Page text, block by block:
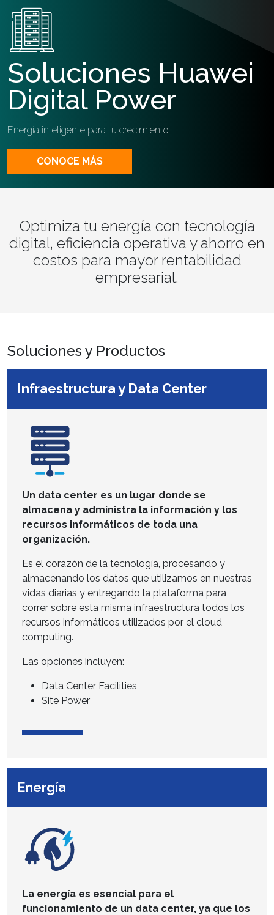
Soluciones Huawei
Digital Power
Energía inteligente para tu crecimiento
CONOCE MÁS
Optimiza tu energía con tecnología
digital, eficiencia operativa y ahorro en
costos para mayor rentabilidad
empresarial.
Soluciones y Productos
Infraestructura y Data Center
Un data center es un lugar donde se
almacena y administra la información y los
recursos informáticos de toda una
organización.
Es el corazón de la tecnología, procesando y
almacenando los datos que utilizamos en nuestras
vidas diarias y entregando la plataforma para
correr sobre esta misma infraestructura todos los
recursos informáticos utilizados por el cloud
computing.
Las opciones incluyen:
Data Center Facilities
Site Power
Energía
La energía es esencial para el
funcionamiento de un data center, ya que los